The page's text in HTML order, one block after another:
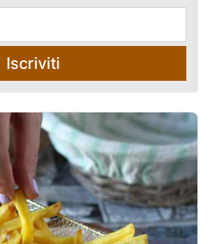
Iscriviti